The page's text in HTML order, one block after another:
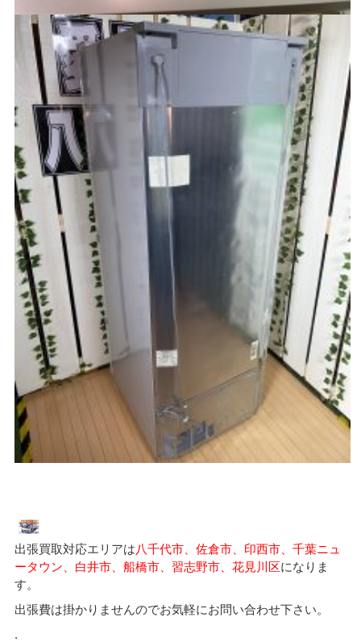
出張買取対応エリアは八千代市、佐倉市、印西市、千葉ニュ
ータウン、白井市、船橋市、習志野市、花見川区になりま
す。
出張費は掛かりませんのでお気軽にお問い合わせ下さい。
.